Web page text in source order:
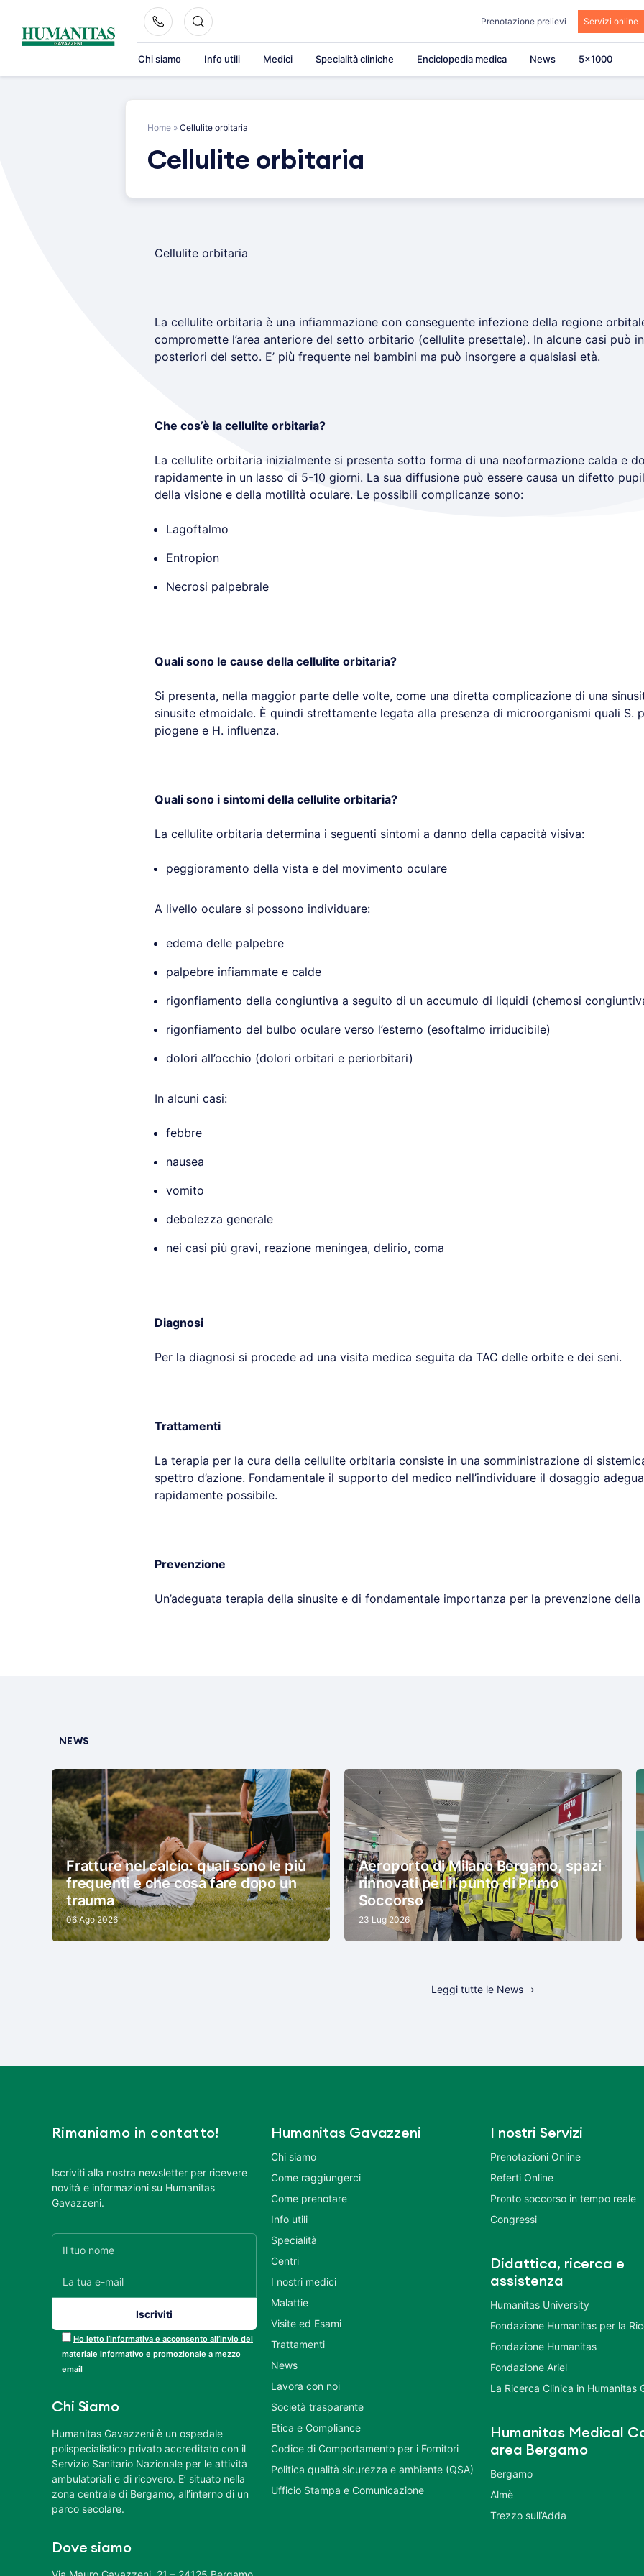
content
Prenotazione prelievi Servizi online
Chi siamo Info utili Medici Specialità cliniche Enciclopedia medica News 5×1000
Home » Cellulite orbitaria
Cellulite orbitaria
Cellulite orbitaria
La cellulite orbitaria è una infiammazione con conseguente infezione della regione
compromette l’area anteriore del setto orbitario (cellulite presettale). In alcune casi può
posteriori del setto. E’ più frequente nei bambini ma può insorgere a qualsiasi età.
Che cos’è la cellulite orbitaria?
La cellulite orbitaria inizialmente si presenta sotto forma di una neoformazione calda e
rapidamente in un lasso di 5-10 giorni. La sua diffusione può essere causa un difetto
della visione e della motilità oculare. Le possibili complicanze sono:
Lagoftalmo
Entropion
Necrosi palpebrale
Quali sono le cause della cellulite orbitaria?
Si presenta, nella maggior parte delle volte, come una diretta complicazione di una
sinusite etmoidale. È quindi strettamente legata alla presenza di microorganismi quali S.
piogene e H. influenza.
Quali sono i sintomi della cellulite orbitaria?
La cellulite orbitaria determina i seguenti sintomi a danno della capacità visiva:
peggioramento della vista e del movimento oculare
A livello oculare si possono individuare:
edema delle palpebre
palpebre infiammate e calde
rigonfiamento della congiuntiva a seguito di un accumulo di liquidi (chemosi
rigonfiamento del bulbo oculare verso l’esterno (esoftalmo irriducibile)
dolori all’occhio (dolori orbitari e periorbitari)
In alcuni casi:
febbre
nausea
vomito
debolezza generale
nei casi più gravi, reazione meningea, delirio, coma
Diagnosi
Per la diagnosi si procede ad una visita medica seguita da TAC delle orbite e dei seni.
Trattamenti
La terapia per la cura della cellulite orbitaria consiste in una somministrazione di
spettro d’azione. Fondamentale il supporto del medico nell’individuare il dosaggio
rapidamente possibile.
Prevenzione
Un’adeguata terapia della sinusite e di fondamentale importanza per la prevenzione
NEWS
Fratture nel calcio: quali sono le più
frequenti e che cosa fare dopo un
trauma
06 Ago 2026
Aeroporto di Milano Bergamo, spazi
rinnovati per il punto di Primo
Soccorso
23 Lug 2026
Leggi tutte le News
Rimaniamo in contatto!
Iscriviti alla nostra newsletter per ricevere
novità e informazioni su Humanitas
Gavazzeni.
Ho letto l’informativa e acconsento all’invio del
materiale informativo e promozionale a mezzo
email
Chi Siamo
Humanitas Gavazzeni è un ospedale
polispecialistico privato accreditato con il
Servizio Sanitario Nazionale per le attività
ambulatoriali e di ricovero. E’ situato nella
zona centrale di Bergamo, all’interno di un
parco secolare.
Dove siamo
Humanitas Gavazzeni
Chi siamo
Come raggiungerci
Come prenotare
Info utili
Specialità
Centri
I nostri medici
Malattie
Visite ed Esami
Trattamenti
News
Lavora con noi
Società trasparente
Etica e Compliance
Codice di Comportamento per i Fornitori
Politica qualità sicurezza e ambiente (QSA)
Ufficio Stampa e Comunicazione
I nostri Servizi
Prenotazioni Online
Referti Online
Pronto soccorso in tempo reale
Congressi
Didattica, ricerca e
assistenza
Humanitas University
Fondazione Humanitas per la
Fondazione Humanitas
Fondazione Ariel
La Ricerca Clinica in Humanitas
Humanitas Medical
area Bergamo
Bergamo
Almè
Trezzo sull’Adda